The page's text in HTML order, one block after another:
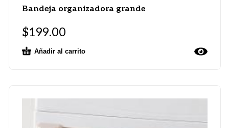
Bandeja organizadora grande
$199.00
Añadir al carrito